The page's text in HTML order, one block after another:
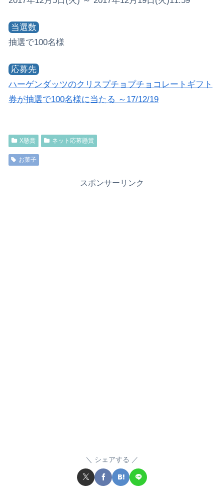
当選数
抽選で100名様
応募先
ハーゲンダッツのクリスプチョプチョコレートギフト
券が抽選で100名様に当たる ～17/12/19
X懸賞 ネット応募懸賞
お菓子
スポンサーリンク
シェアする